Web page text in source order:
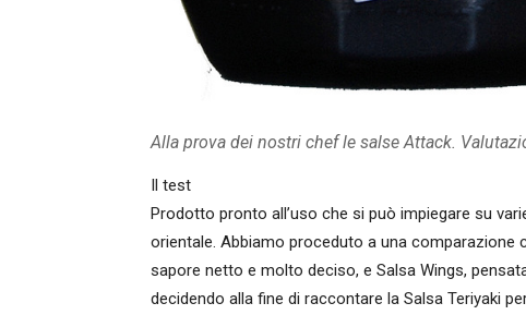
Alla prova dei nostri chef le salse Attack.
Il test
Prodotto pronto all’uso che si può impiegare su
orientale. Abbiamo proceduto a una comparazione
sapore netto e molto deciso, e Salsa Wings,
decidendo alla fine di raccontare la Salsa Teriyaki